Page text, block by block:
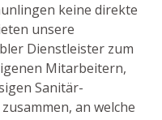
keine direkte
unsere
Dienstleister zum
Mitarbeitern,
Sanitär-
an welche